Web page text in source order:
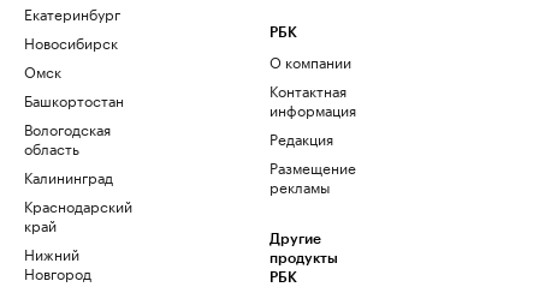
Екатеринбург
Новосибирск
Омск
Башкортостан
Вологодская
область
Калининград
Краснодарский
край
Нижний
Новгород
РБК
О компании
Контактная
информация
Редакция
Размещение
рекламы
Другие
продукты
РБК